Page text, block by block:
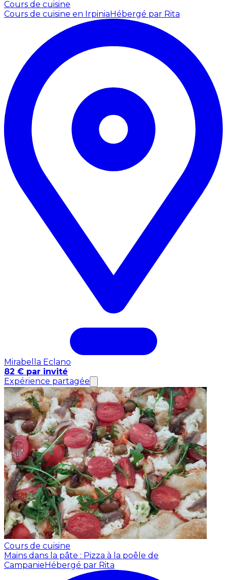
Cours de cuisine
Cours de cuisine en IrpiniaHébergé par Rita
Mirabella Eclano
82 € par invité
Expérience partagée
Cours de cuisine
Mains dans la pâte : Pizza à la poêle de
CampanieHébergé par Rita